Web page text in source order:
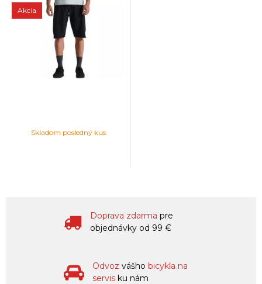
Akcia
Skladom posledný kus
Doprava zdarma pre
objednávky od 99 €
Odvoz vášho bicykla na
servis ku nám